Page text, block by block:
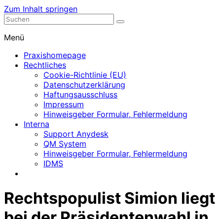
Zum Inhalt springen
Nephrologische Praxis mit Dialyse
Menü
Praxishomepage
Rechtliches
Cookie-Richtlinie (EU)
Datenschutzerklärung
Haftungsausschluss
Impressum
Hinweisgeber Formular, Fehlermeldung
Interna
Support Anydesk
QM System
Hinweisgeber Formular, Fehlermeldung
IDMS
Rechtspopulist Simion liegt